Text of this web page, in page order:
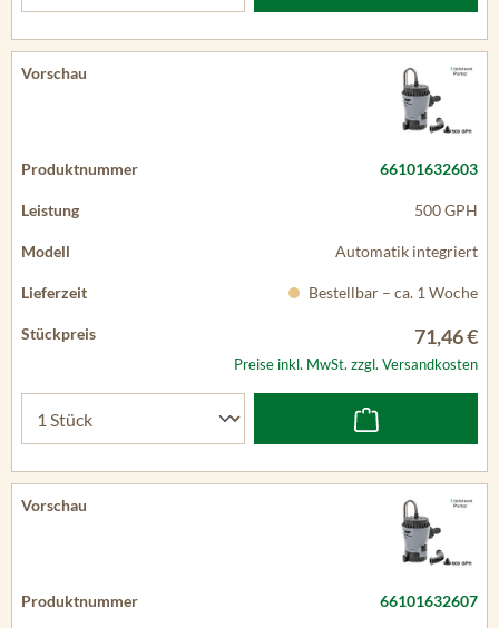
66101632603
500 GPH
Automatik integriert
Bestellbar – ca. 1 Woche
71,46 €
Preise inkl. MwSt. zzgl. Versandkosten
66101632607